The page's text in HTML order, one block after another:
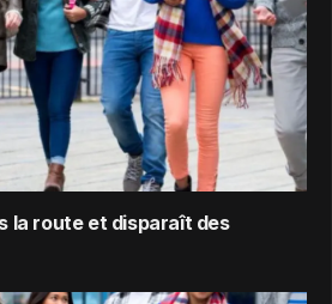
la route et disparaît des